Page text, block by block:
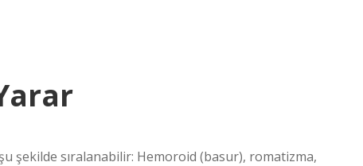
şekilde sıralanabilir: Hemoroid (basur), romatizma,